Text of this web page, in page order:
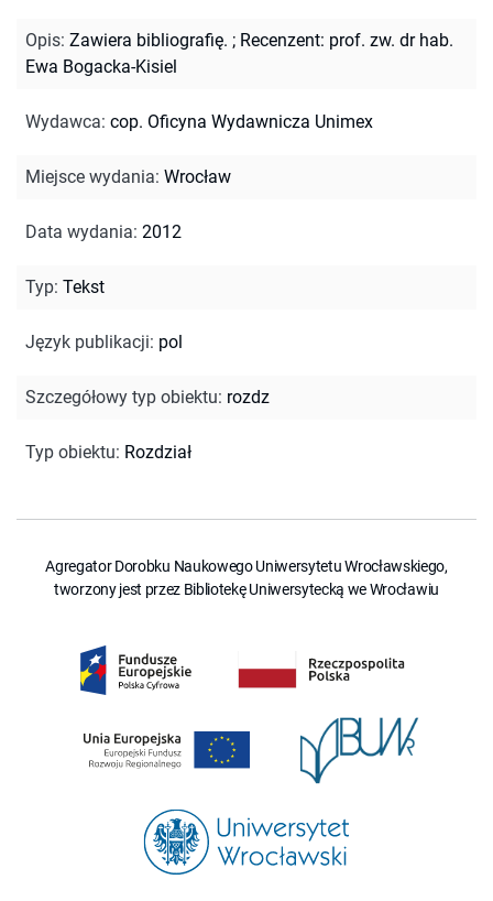
Opis: Zawiera bibliografię. ; Recenzent: prof. zw. dr hab.
Ewa Bogacka-Kisiel
Wydawca: cop. Oficyna Wydawnicza Unimex
Miejsce wydania: Wrocław
Data wydania: 2012
Typ: Tekst
Język publikacji: pol
Szczegółowy typ obiektu: rozdz
Typ obiektu: Rozdział
Agregator Dorobku Naukowego Uniwersytetu Wrocławskiego,
tworzony jest przez Bibliotekę Uniwersytecką we Wrocławiu